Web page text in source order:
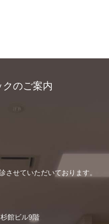
のご案内
せていただいております。
館ビル9階